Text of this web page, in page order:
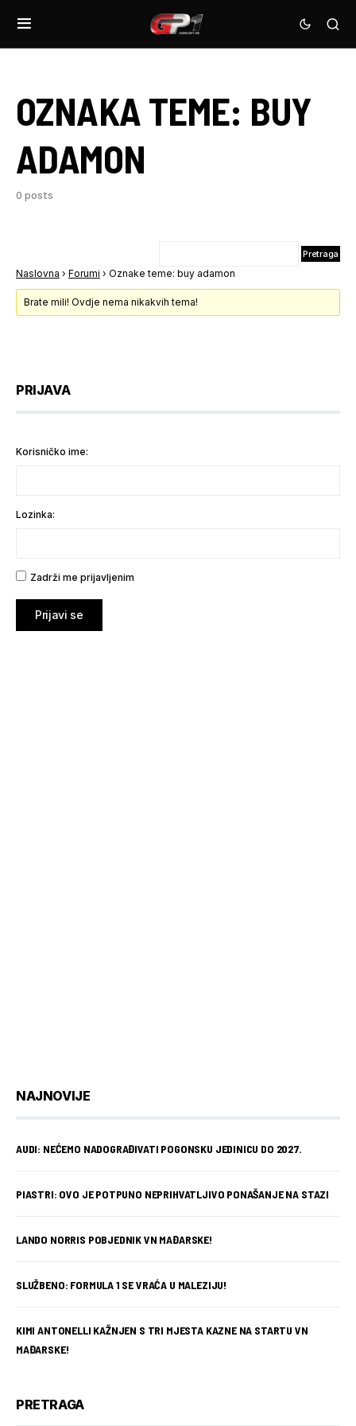
OZNAKA TEME: BUY
ADAMON
0 posts
Naslovna › Forumi › Oznake teme: buy adamon
Brate mili! Ovdje nema nikakvih tema!
PRIJAVA
Korisničko ime:
Lozinka:
Zadrži me prijavljenim
Prijavi se
NAJNOVIJE
AUDI: NEĆEMO NADOGRAĐIVATI POGONSKU JEDINICU DO 2027.
PIASTRI: OVO JE POTPUNO NEPRIHVATLJIVO PONAŠANJE NA STAZI
LANDO NORRIS POBJEDNIK VN MAĐARSKE!
SLUŽBENO: FORMULA 1 SE VRAĆA U MALEZIJU!
KIMI ANTONELLI KAŽNJEN S TRI MJESTA KAZNE NA STARTU VN
MAĐARSKE!
PRETRAGA